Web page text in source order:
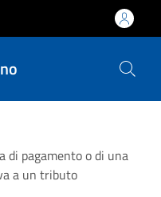
di pagamento o di una
a un tributo